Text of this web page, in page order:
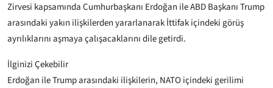
Zirvesi kapsamında Cumhurbaşkanı Erdoğan ile ABD Başkanı Trump
arasındaki yakın ilişkilerden yararlanarak İttifak içindeki görüş
ayrılıklarını aşmaya çalışacaklarını dile getirdi.
İlginizi Çekebilir
Erdoğan ile Trump arasındaki ilişkilerin, NATO içindeki gerilimi